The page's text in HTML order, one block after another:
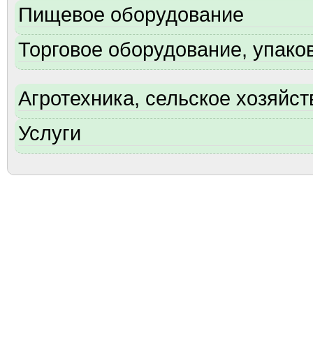
Пищевое оборудование
Торговое оборудование,
Агротехника, сельское
Услуги